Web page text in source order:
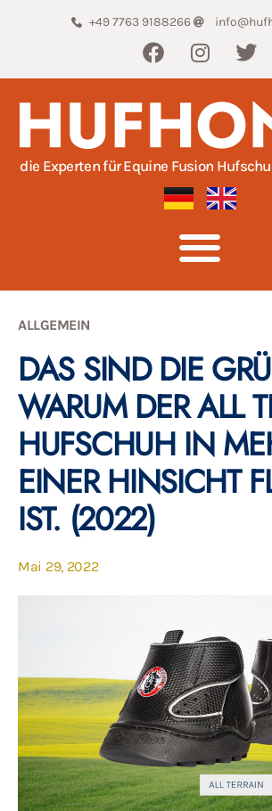
+49 7763 9188266
die Experten für Equine Fusion
ALLGEMEIN
DAS SIND DIE
WARUM DER ALL
HUFSCHUH IN
EINER HINSICHT
IST. (2022)
Mai 29, 2022